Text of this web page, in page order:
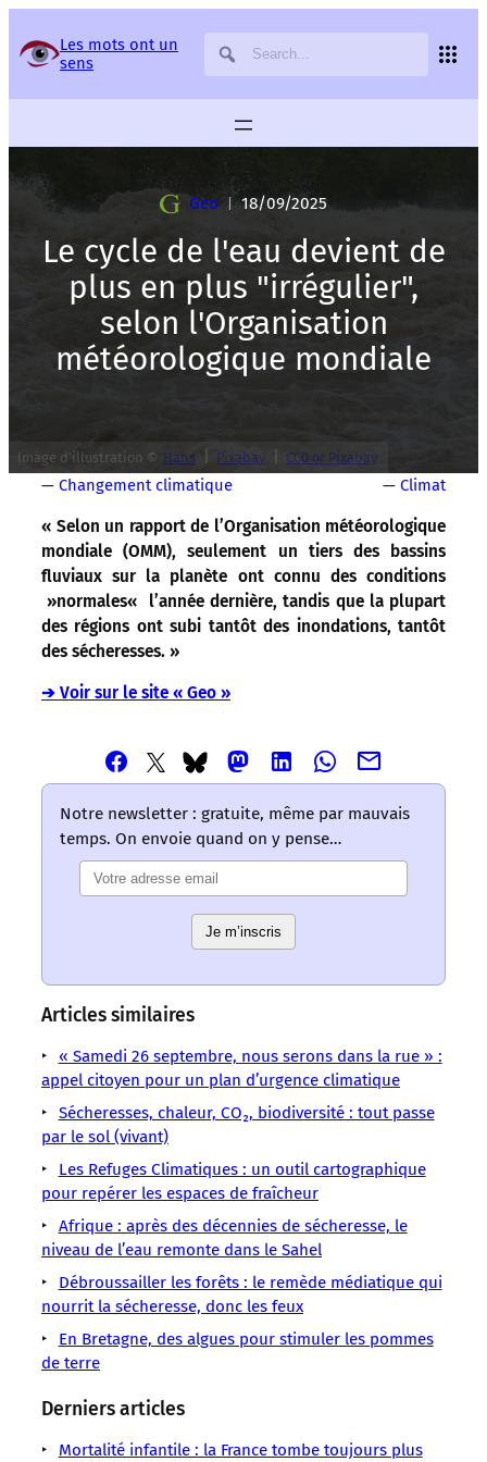
Les mots ont un
sens
Geo 18/09/2025
Le cycle de l'eau devient de
plus en plus "irrégulier",
selon l'Organisation
météorologique mondiale
Image d’illustration © Hans Pixabay CC0 or Pixabay
— Changement climatique — Climat
« Selon un rapport de l’Organisation météorologique
mondiale (OMM), seulement un tiers des bassins
fluviaux sur la planète ont connu des conditions
»normales« l’année dernière, tandis que la plupart
des régions ont subi tantôt des inondations, tantôt
des sécheresses. »
➔ Voir sur le site « Geo »
Partager
cet
article
–
Les
sens
/
LMOUS
–
Changement
climatique
Le
cycle
de
Partager
cet
article
via
Twitter
–
un
sens
LMOUS
–
l’eau
devient
de
plus
plus
« irrégulier »
Partager
cet
article
via
Bluesky
–
Les
mots
un
sens
LMOUS
–
Météorologie
selon
l’Organisation
Partager
cet
article
via
Mastodon
Les
mots
ont
LMOUS
–
météorologique
mondiale
un
rapport
Partager
cet
article
Linkedin
Les
mots
ont
LMOUS
–
de
mondiale
Partager
cet
via
Les
LMOUS
–
(OMM),
tiers
des
bassins
fluviaux
Partager
cet
article
Les
LMOUS
–
la
ont
des
Notre newsletter : gratuite, même par mauvais
temps. On envoie quand on y pense…
Je m’inscris
Articles similaires
« Samedi 26 septembre, nous serons dans la rue » :
appel citoyen pour un plan d’urgence climatique
Sécheresses, chaleur, CO₂, biodiversité : tout passe
par le sol (vivant)
Les Refuges Climatiques : un outil cartographique
pour repérer les espaces de fraîcheur
Afrique : après des décennies de sécheresse, le
niveau de l’eau remonte dans le Sahel
Débroussailler les forêts : le remède médiatique qui
nourrit la sécheresse, donc les feux
En Bretagne, des algues pour stimuler les pommes
de terre
Derniers articles
Mortalité infantile : la France tombe toujours plus
Panneau de gestion des services